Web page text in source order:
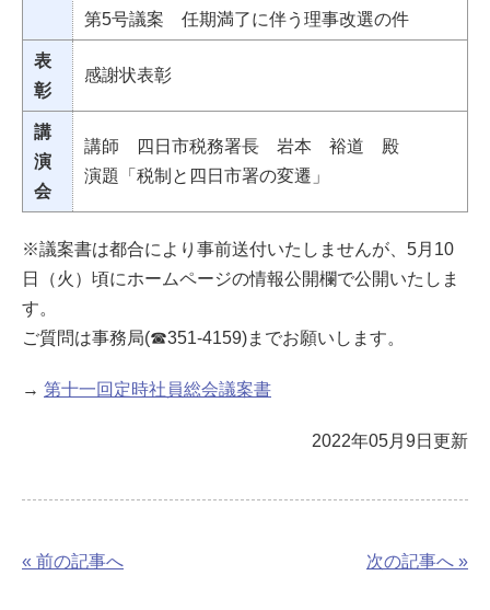
第5号議案 任期満了に伴う理事改選の件
表
彰
感謝状表彰
講
演
会
講師 四日市税務署長 岩本 裕道 殿
演題「税制と四日市署の変遷」
※議案書は都合により事前送付いたしませんが、5月10
日（火）頃にホームページの情報公開欄で公開いたしま
す。
ご質問は事務局(☎351-4159)までお願いします。
→ 第十一回定時社員総会議案書
2022年05月9日更新
« 前の記事へ 次の記事へ »